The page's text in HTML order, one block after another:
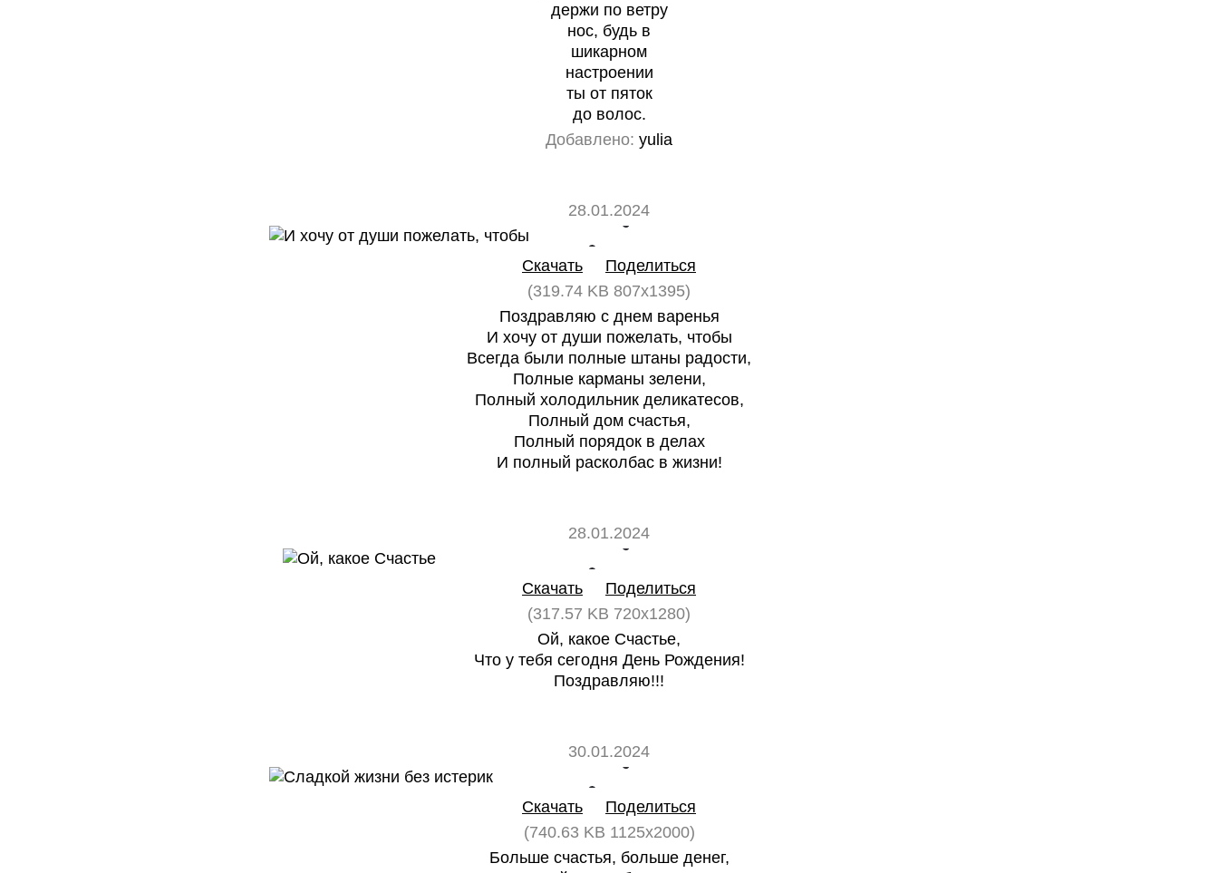
держи по ветру
нос, будь в
шикарном
настроении
ты от пяток
до волос.
Добавлено: yulia
28.01.2024
Скачать
Поделиться
(319.74 KB 807x1395)
Поздравляю с днем варенья
И хочу от души пожелать, чтобы
Всегда были полные штаны радости,
Полные карманы зелени,
Полный холодильник деликатесов,
Полный дом счастья,
Полный порядок в делах
И полный расколбас в жизни!
28.01.2024
Скачать
Поделиться
(317.57 KB 720x1280)
Ой, какое Счастье,
Что у тебя сегодня День Рождения!
Поздравляю!!!
30.01.2024
Скачать
Поделиться
(740.63 KB 1125x2000)
Больше счастья, больше денег,